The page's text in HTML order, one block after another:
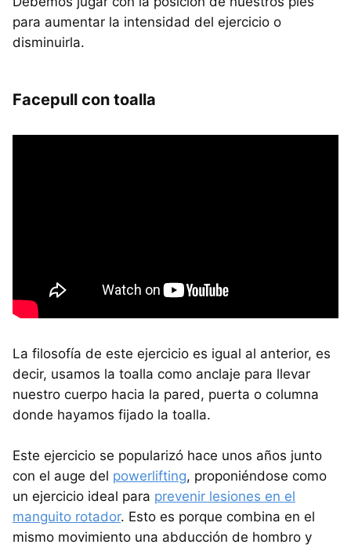
para aumentar la intensidad del ejercicio o
disminuirla.
Facepull con toalla
La filosofía de este ejercicio es igual al anterior, es
decir, usamos la toalla como anclaje para llevar
nuestro cuerpo hacia la pared, puerta o columna
donde hayamos fijado la toalla.
Este ejercicio se popularizó hace unos años junto
con el auge del powerlifting, proponiéndose como
un ejercicio ideal para prevenir lesiones en el
manguito rotador. Esto es porque combina en el
mismo movimiento una abducción de hombro y